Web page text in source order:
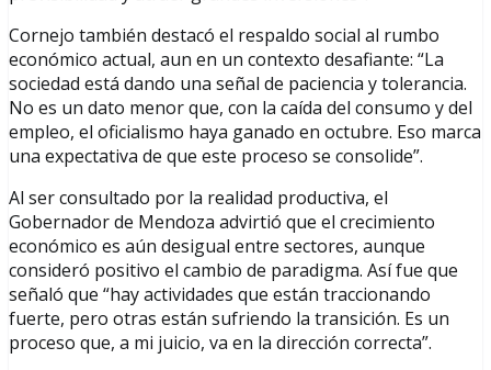
Cornejo también destacó el respaldo social al rumbo
económico actual, aun en un contexto desafiante: “La
sociedad está dando una señal de paciencia y tolerancia.
No es un dato menor que, con la caída del consumo y del
empleo, el oficialismo haya ganado en octubre. Eso marca
una expectativa de que este proceso se consolide”.
Al ser consultado por la realidad productiva, el
Gobernador de Mendoza advirtió que el crecimiento
económico es aún desigual entre sectores, aunque
consideró positivo el cambio de paradigma. Así fue que
señaló que “hay actividades que están traccionando
fuerte, pero otras están sufriendo la transición. Es un
proceso que, a mi juicio, va en la dirección correcta”.